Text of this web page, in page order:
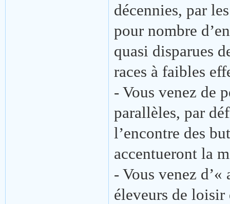
décennies, par
pour nombre
quasi disparues
races à faibles
- Vous venez de
parallèles, par
l’encontre des
accentueront la
- Vous venez
éleveurs de